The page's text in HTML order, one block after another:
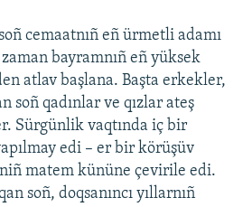
cemaatnıñ eñ ürmetli adamı
bayramnıñ eñ yüksek
atlav başlana. Başta erkekler,
soñ qadınlar ve qızlar ateş
Sürgünlik vaqtında iç bir
edi – er bir körüşüv
matem kününe çevirile edi.
soñ, doqsanıncı yıllarnıñ